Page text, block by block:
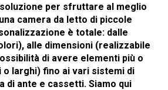
per sfruttare al meglio
camera da letto di piccole
è totale: dalle
alle dimensioni (realizzabile
di avere elementi più o
o larghi) fino ai vari sistemi di
di ante e cassetti. Siamo qui